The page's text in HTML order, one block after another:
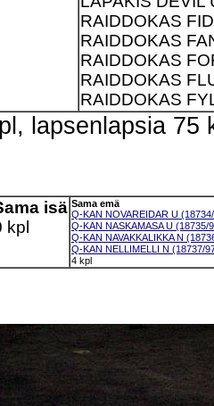
RAIDDOKAS
RAIDDOKAS
RAIDDOKAS
RAIDDOKAS
RAIDDOKAS
lapsenlapsia 75
isä
kpl
Sama emä
Q-KAN NOVAREIDAR U
Q-KAN NASKAMASA U (18735/
Q-KAN NAVAKKALIKKA N
Q-KAN NELLIMELLI N (18737/
4 kpl